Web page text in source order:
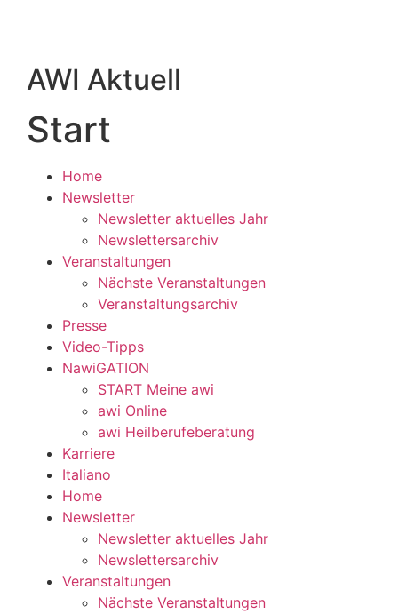
AWI Aktuell
Start
Home
Newsletter
Newsletter aktuelles Jahr
Newslettersarchiv
Veranstaltungen
Nächste Veranstaltungen
Veranstaltungsarchiv
Presse
Video-Tipps
NawiGATION
START Meine awi
awi Online
awi Heilberufeberatung
Karriere
Italiano
Home
Newsletter
Newsletter aktuelles Jahr
Newslettersarchiv
Veranstaltungen
Nächste Veranstaltungen